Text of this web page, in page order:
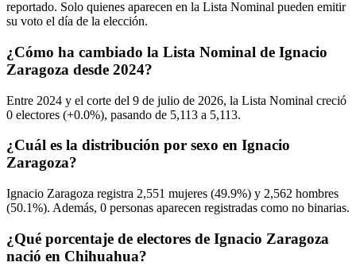
reportado. Solo quienes aparecen en la Lista Nominal pueden emitir
su voto el día de la elección.
¿Cómo ha cambiado la Lista Nominal de Ignacio
Zaragoza desde 2024?
Entre 2024 y el corte del 9 de julio de 2026, la Lista Nominal creció
0 electores (+0.0%), pasando de 5,113 a 5,113.
¿Cuál es la distribución por sexo en Ignacio
Zaragoza?
Ignacio Zaragoza registra 2,551 mujeres (49.9%) y 2,562 hombres
(50.1%). Además, 0 personas aparecen registradas como no binarias.
¿Qué porcentaje de electores de Ignacio Zaragoza
nació en Chihuahua?